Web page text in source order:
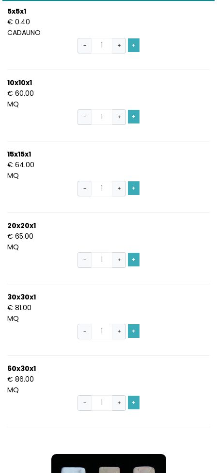
5x5x1
€ 0.40
CADAUNO
− + +
10x10x1
€ 60.00
MQ
− + +
15x15x1
€ 64.00
MQ
− + +
20x20x1
€ 65.00
MQ
− + +
30x30x1
€ 81.00
MQ
− + +
60x30x1
€ 86.00
MQ
− + +